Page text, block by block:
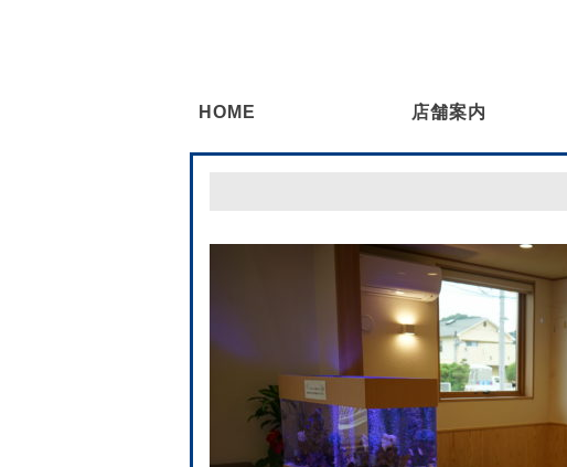
HOME 店舗案内